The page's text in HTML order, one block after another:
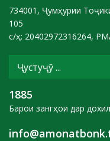
734001, Ҷумҳурии
105
с/ҳ: 20402972316264,
1885
Барои зангҳои дар